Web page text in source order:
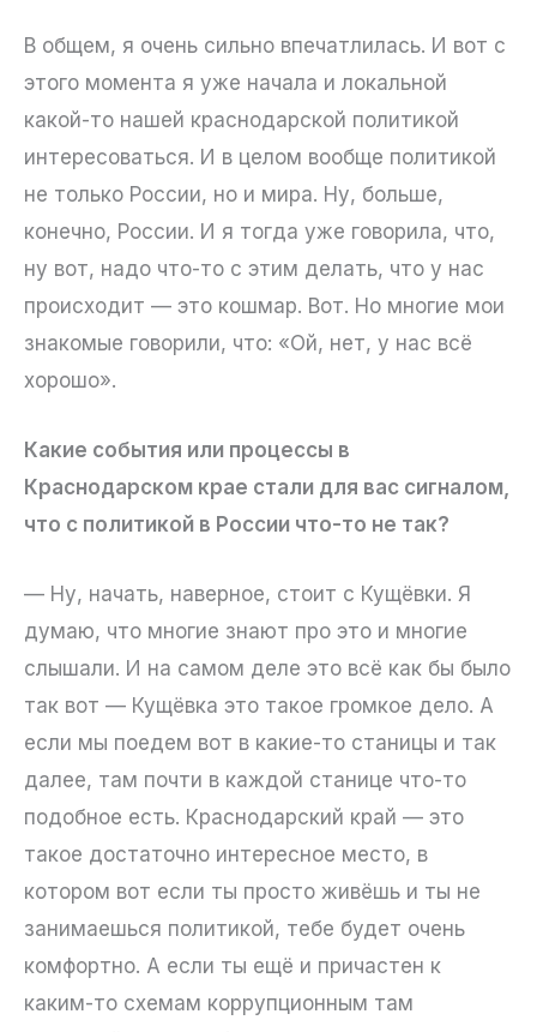
В общем, я очень сильно впечатлилась. И вот с
этого момента я уже начала и локальной
какой-то нашей краснодарской политикой
интересоваться. И в целом вообще политикой
не только России, но и мира. Ну, больше,
конечно, России. И я тогда уже говорила, что,
ну вот, надо что-то с этим делать, что у нас
происходит — это кошмар. Вот. Но многие мои
знакомые говорили, что: «Ой, нет, у нас всё
хорошо».
Какие события или процессы в
Краснодарском крае стали для вас сигналом,
что с политикой в России что-то не так?
— Ну, начать, наверное, стоит с Кущёвки. Я
думаю, что многие знают про это и многие
слышали. И на самом деле это всё как бы было
так вот — Кущёвка это такое громкое дело. А
если мы поедем вот в какие-то станицы и так
далее, там почти в каждой станице что-то
подобное есть. Краснодарский край — это
такое достаточно интересное место, в
котором вот если ты просто живёшь и ты не
занимаешься политикой, тебе будет очень
комфортно. А если ты ещё и причастен к
каким-то схемам коррупционным там